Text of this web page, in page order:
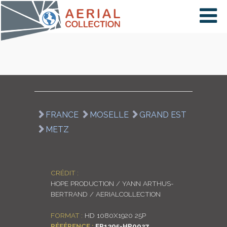
×
FRANCE MOSELLE
GRAND EST
METZ
CRÉDIT :
HOPE PRODUCTION / YANN ARTHUS-
BERTRAND / AERIALCOLLECTION
FORMAT : HD 1080X1920 25P